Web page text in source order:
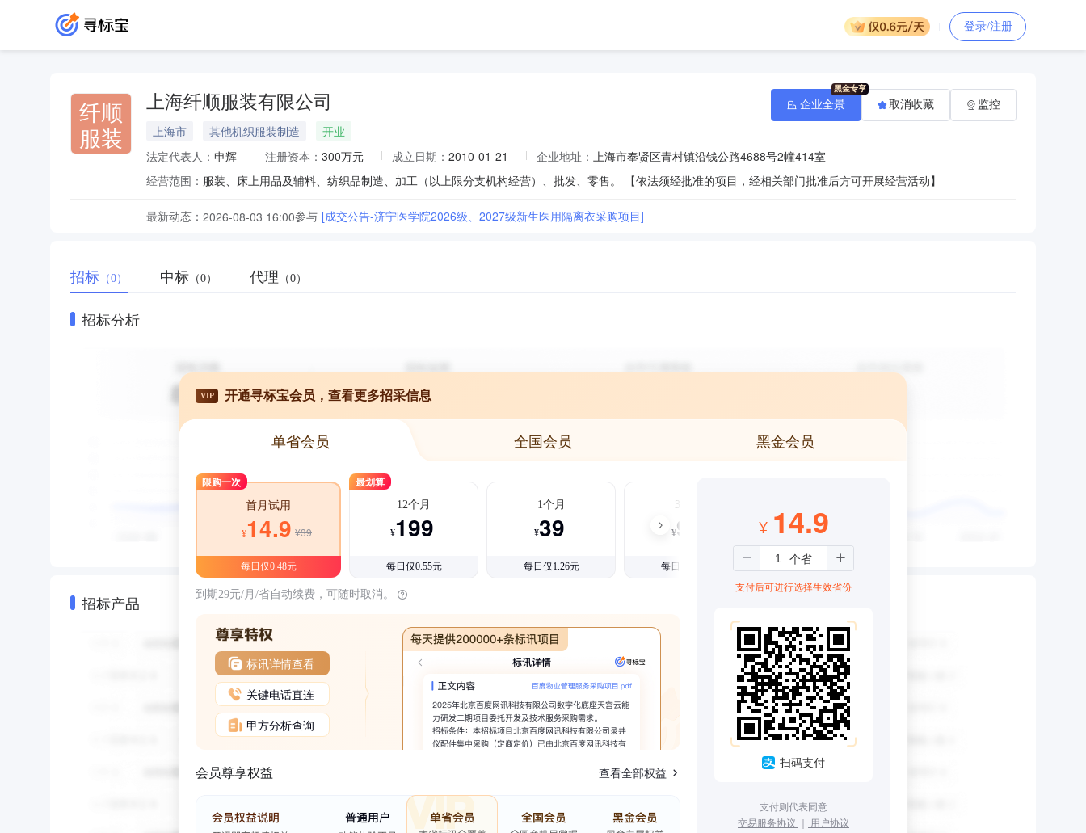
登录/注册
纤顺
服装
上海纤顺服装有限公司
上海市 其他机织服装制造
开业
法定代表人： 申辉 注册资本： 300万元 成立日期： 2010-01-21 企业地址： 上海市奉贤区青村镇沿钱公路4688号2幢414室
经营范围： 服装、床上用品及辅料、纺织品制造、加工（以上限分支机构经营）、批发、零售。 【依法须经批准的项目，经相关部门批准后方可开展经营活动】
最新动态： 2026-08-03 16:00参与 [成交公告-济宁医学院2026级、2027级新生医用隔离衣采购项目]
企业全景 取消收藏 监控
招标 （0） 中标 （0） 代理 （0）
招标分析
招标产品
VIP 开通寻标宝会员，查看更多招采信息
单省会员 全国会员 黑金会员
限购一次
首月试用
¥14.9 ¥39
每日仅0.48元
最划算
12个月
¥199
每日仅0.55元
1个月
¥39
每日仅1.26元
3个月
¥99
每日仅1.08元
到期29元/月/省自动续费，可随时取消。
标讯详情查看
关键电话直连
甲方分析查询
会员尊享权益 查看全部权益
¥ 14.9
支付后可进行选择生效省份
扫码支付
支付则代表同意
交易服务协议 ｜ 用户协议